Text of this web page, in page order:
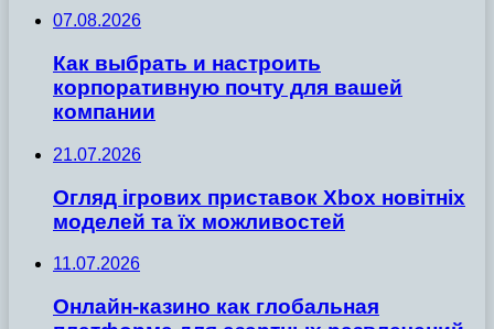
07.08.2026
Как выбрать и настроить
корпоративную почту для вашей
компании
21.07.2026
Огляд ігрових приставок Xbox новітніх
моделей та їх можливостей
11.07.2026
Онлайн-казино как глобальная